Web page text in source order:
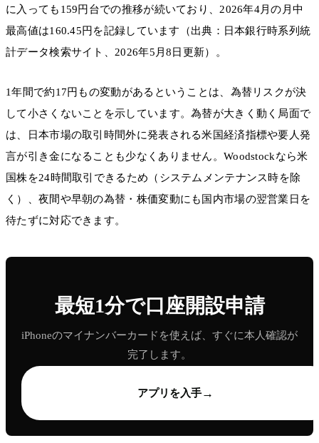
に入っても159円台での推移が続いており、2026年4月の月中
最高値は160.45円を記録しています（出典：日本銀行時系列統
計データ検索サイト、2026年5月8日更新）。
1年間で約17円もの変動があるということは、為替リスクが決
して小さくないことを示しています。為替が大きく動く局面で
は、日本市場の取引時間外に発表される米国経済指標や要人発
言が引き金になることも少なくありません。Woodstockなら米
国株を24時間取引できるため（システムメンテナンス時を除
く）、夜間や早朝の為替・株価変動にも国内市場の翌営業日を
待たずに対応できます。
最短1分で口座開設申請
iPhoneのマイナンバーカードを使えば、すぐに本人確認が
完了します。
アプリを入手→